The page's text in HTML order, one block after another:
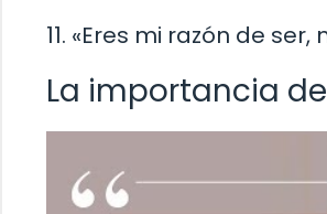
11. «Eres mi razón de
La importancia